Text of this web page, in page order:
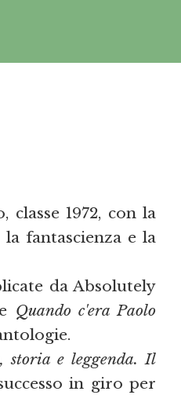
1972, con la
fantascienza e la
da Absolutely
Quando c'era Paolo
storia e leggenda. Il
in giro per